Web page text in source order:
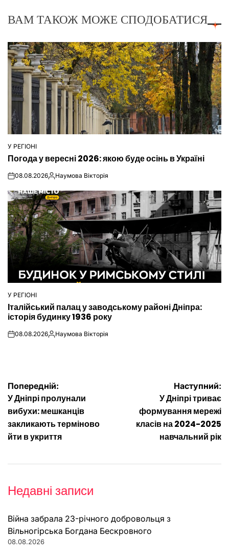
ВАМ ТАКОЖ МОЖЕ СПОДОБАТИСЯ
ОПУБЛІКУВАТИ
У РЕГІОНІ
Погода у вересні 2026: якою буде осінь в Україні
on08.08.2026Опубліковано
Наумова Вікторія
ОПУБЛІКУВАТИ
У
У РЕГІОНІ
Італійський палац у заводському районі Дніпра:
історія будинку 1936 року
on08.08.2026Опубліковано
Наумова Вікторія
Навігація
записів
Попередній:
У Дніпрі пролунали
вибухи: мешканців
закликають терміново
йти в укриття
Наступний:
У Дніпрі триває
формування мережі
класів на 2024-2025
навчальний рік
Недавні записи
Війна забрала 23-річного добровольця з
Вільногірська Богдана Бескровного
08.08.2026